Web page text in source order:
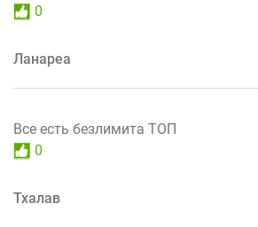
0
Ланареа
Все есть безлимита ТОП
0
Тхалав